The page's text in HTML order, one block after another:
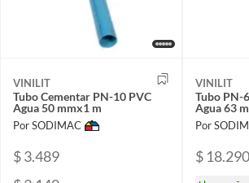
VINILIT
Tubo Cementar PN-10 PVC
Agua 50 mmx1 m
Por SODIMAC
$ 3.489
VINILIT
Tubo PN-
Agua 63
Por
$ 18.290